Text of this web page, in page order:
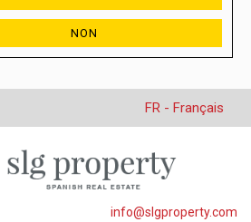
NON
FR - Français
info@slgproperty.com